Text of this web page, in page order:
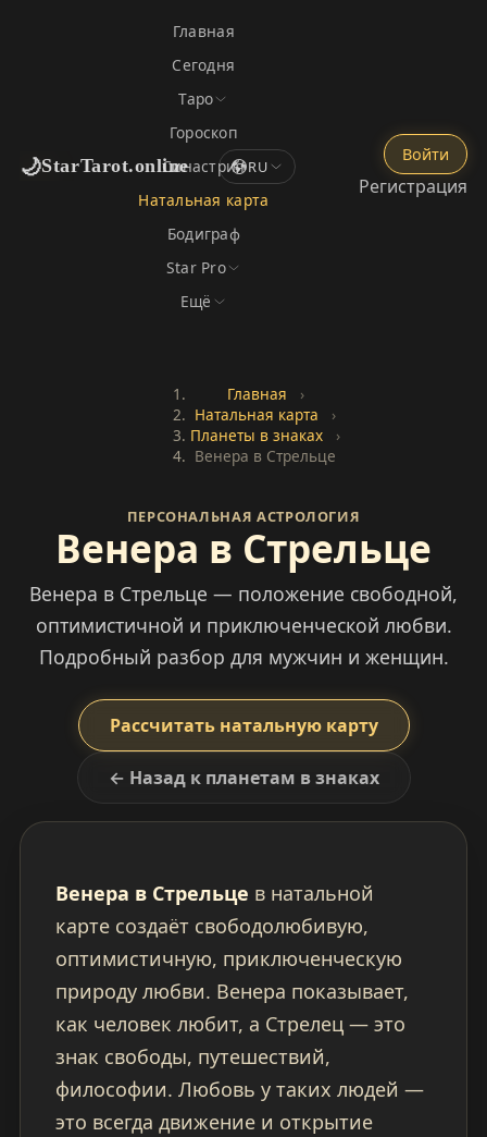
🌙StarTarot.online
Главная
Сегодня
Таро
Гороскоп
Синастрия
Натальная карта
Бодиграф
Star Pro
Ещё
RU
Войти
Регистрация
Главная
›
Натальная карта
›
Планеты в знаках
›
Венера в Стрельце
ПЕРСОНАЛЬНАЯ АСТРОЛОГИЯ
Венера в Стрельце
Венера в Стрельце — положение свободной,
оптимистичной и приключенческой любви.
Подробный разбор для мужчин и женщин.
Рассчитать натальную карту
← Назад к планетам в знаках
Венера в Стрельце в натальной
карте создаёт свободолюбивую,
оптимистичную, приключенческую
природу любви. Венера показывает,
как человек любит, а Стрелец — это
знак свободы, путешествий,
философии. Любовь у таких людей —
это всегда движение и открытие